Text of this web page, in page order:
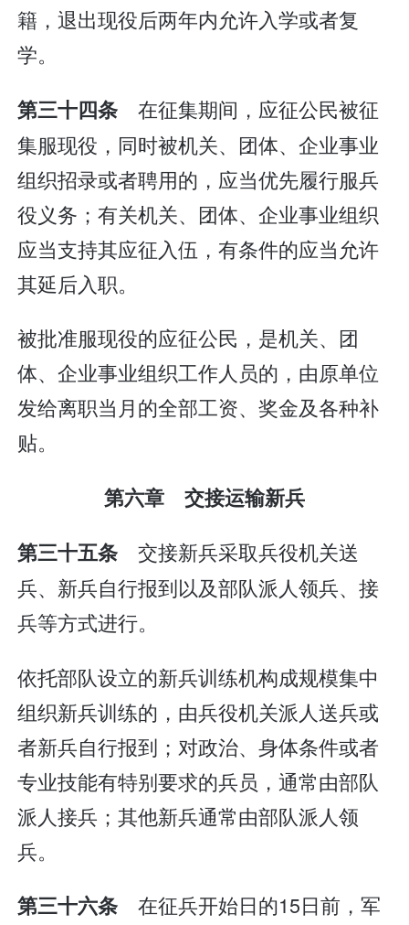
籍，退出现役后两年内允许入学或者复
学。
第三十四条 在征集期间，应征公民被征
集服现役，同时被机关、团体、企业事业
组织招录或者聘用的，应当优先履行服兵
役义务；有关机关、团体、企业事业组织
应当支持其应征入伍，有条件的应当允许
其延后入职。
被批准服现役的应征公民，是机关、团
体、企业事业组织工作人员的，由原单位
发给离职当月的全部工资、奖金及各种补
贴。
第六章 交接运输新兵
第三十五条 交接新兵采取兵役机关送
兵、新兵自行报到以及部队派人领兵、接
兵等方式进行。
依托部队设立的新兵训练机构成规模集中
组织新兵训练的，由兵役机关派人送兵或
者新兵自行报到；对政治、身体条件或者
专业技能有特别要求的兵员，通常由部队
派人接兵；其他新兵通常由部队派人领
兵。
第三十六条 在征兵开始日的15日前，军